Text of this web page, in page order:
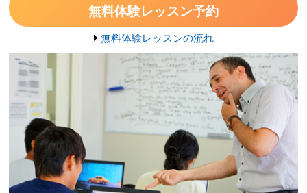
無料体験レッスン予約
無料体験レッスンの流れ